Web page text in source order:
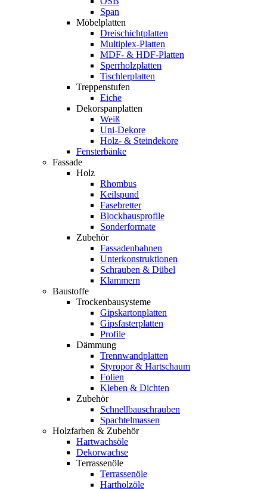
Span
Möbelplatten
Dreischichtplatten
Multiplex-Platten
MDF- & HDF-Platten
Sperrholzplatten
Tischlerplatten
Treppenstufen
Eiche
Dekorspanplatten
Weiß
Uni-Dekore
Holz- & Steindekore
Fensterbänke
Fassade
Holz
Rhombus
Keilspund
Fasebretter
Blockhausprofile
Sonderformate
Zubehör
Fassadenbahnen
Unterkonstruktionen
Schrauben & Dübel
Klammern
Baustoffe
Trockenbausysteme
Gipskartonplatten
Gipsfasterplatten
Profile
Dämmung
Trennwandplatten
Styropor & Hartschaum
Folien
Kleben & Dichten
Zubehör
Schnellbauschrauben
Spachtelmassen
Holzfarben & Zubehör
Hartwachsöle
Dekorwachse
Terrassenöle
Terrassenöle
Hartholzöle